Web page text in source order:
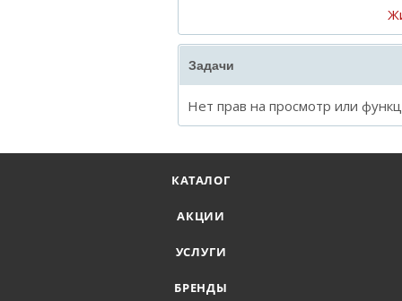
Задачи
Нет прав на просмотр или
КАТАЛОГ
АКЦИИ
УСЛУГИ
БРЕНДЫ